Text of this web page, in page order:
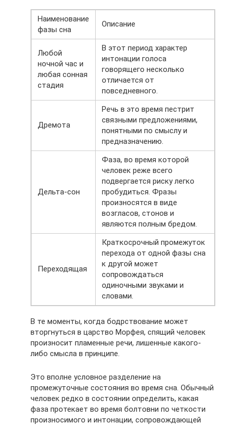
Наименование
фазы сна
Описание
Любой
ночной час и
любая сонная
стадия
В этот период характер
интонации голоса
говорящего несколько
отличается от
повседневного.
Дремота
Речь в это время пестрит
связными предложениями,
понятными по смыслу и
предназначению.
Дельта-сон
Фаза, во время которой
человек реже всего
подвергается риску легко
пробудиться. Фразы
произносятся в виде
возгласов, стонов и
являются полным бредом.
Переходящая
Краткосрочный промежуток
перехода от одной фазы сна
к другой может
сопровождаться
одиночными звуками и
словами.
В те моменты, когда бодрствование может
вторгнуться в царство Морфея, спящий человек
произносит пламенные речи, лишенные какого-
либо смысла в принципе.
Это вполне условное разделение на
промежуточные состояния во время сна. Обычный
человек редко в состоянии определить, какая
фаза протекает во время болтовни по четкости
произносимого и интонации, сопровождающей